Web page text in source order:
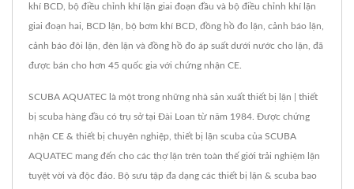
khí BCD, bộ điều chỉnh khí lặn giai đoạn đầu và bộ điều chỉnh khí lặn
giai đoạn hai, BCD lặn, bộ bơm khí BCD, đồng hồ đo lặn, cảnh báo lặn,
cảnh báo đôi lặn, đèn lặn và đồng hồ đo áp suất dưới nước cho lặn, đã
được bán cho hơn 45 quốc gia với chứng nhận CE.
SCUBA AQUATEC là một trong những nhà sản xuất thiết bị lặn | thiết
bị scuba hàng đầu có trụ sở tại Đài Loan từ năm 1984. Được chứng
nhận CE & thiết bị chuyên nghiệp, thiết bị lặn scuba của SCUBA
AQUATEC mang đến cho các thợ lặn trên toàn thế giới trải nghiệm lặn
tuyệt vời và độc đáo. Bộ sưu tập đa dạng các thiết bị lặn & scuba bao